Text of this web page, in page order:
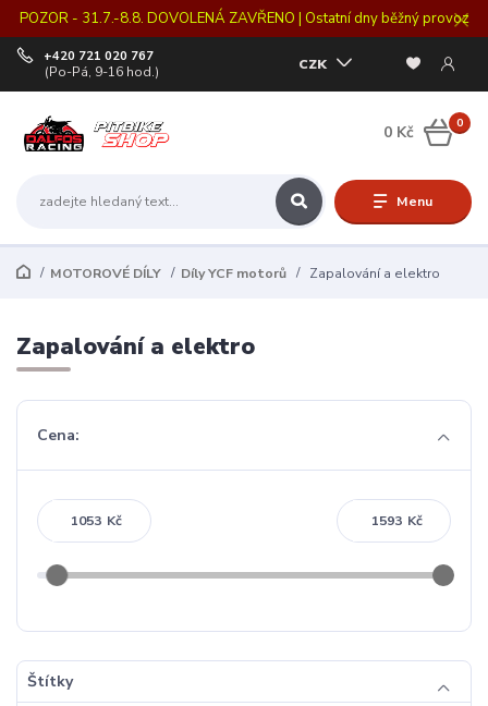
POZOR - 31.7.-8.8. DOVOLENÁ ZAVŘENO | Ostatní dny běžný provoz
Menu
CZK
+420 721 020 767
(Po-Pá, 9-16 hod.)
0
0 Kč
MOTOROVÉ DÍLY Díly YCF motorů Zapalování a elektro
Zapalování a elektro
Cena:
Kč Kč
Štítky